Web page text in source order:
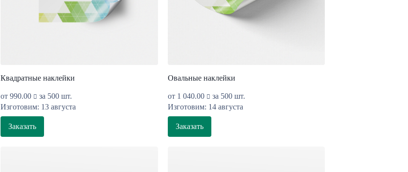
Квадратные наклейки
от 990.00
за 500 шт.
Изготовим: 13 августа
Заказать
Овальные наклейки
от 1 040.00
за 500 шт.
Изготовим: 14 августа
Заказать